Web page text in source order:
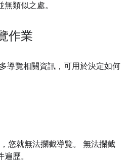
無類似之處。
作業
導覽相關資訊，可用於決定如何
您就無法攔截導覽。 無法攔截
歷。